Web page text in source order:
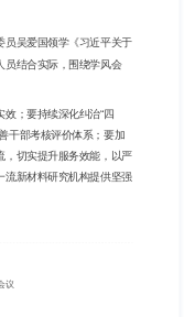
员吴爱国领学《习近平关于
员结合实际，围绕学风会
；要持续深化纠治“四
干部考核评价体系；要加
，切实提升服务效能，以严
流新材料研究机构提供坚强
议